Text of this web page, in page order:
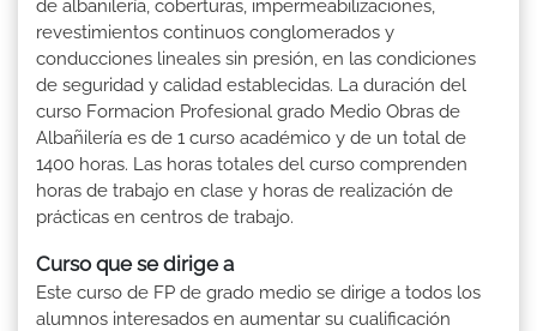
de albañilería, coberturas, impermeabilizaciones,
revestimientos continuos conglomerados y
conducciones lineales sin presión, en las condiciones
de seguridad y calidad establecidas. La duración del
curso Formacion Profesional grado Medio Obras de
Albañilería es de 1 curso académico y de un total de
1400 horas. Las horas totales del curso comprenden
horas de trabajo en clase y horas de realización de
prácticas en centros de trabajo.
Curso que se dirige a
Este curso de FP de grado medio se dirige a todos los
alumnos interesados en aumentar su cualificación